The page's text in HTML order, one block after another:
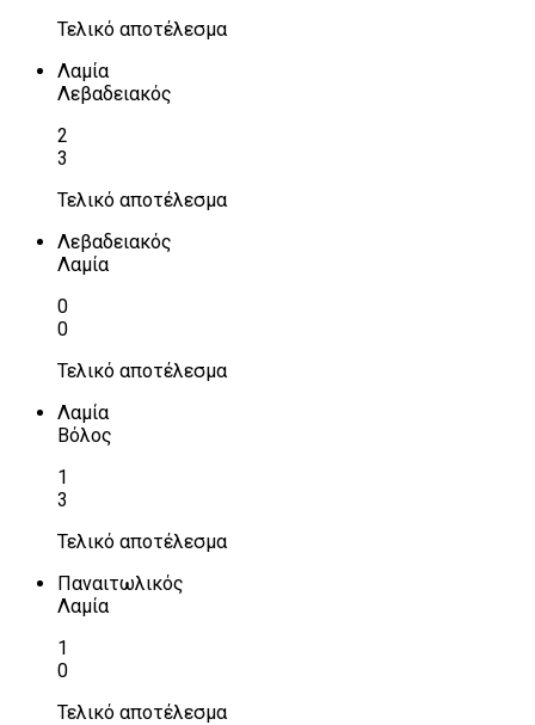
Τελικό αποτέλεσμα
Λαμία
Λεβαδειακός
2
3
Τελικό αποτέλεσμα
Λεβαδειακός
Λαμία
0
0
Τελικό αποτέλεσμα
Λαμία
Βόλος
1
3
Τελικό αποτέλεσμα
Παναιτωλικός
Λαμία
1
0
Τελικό αποτέλεσμα